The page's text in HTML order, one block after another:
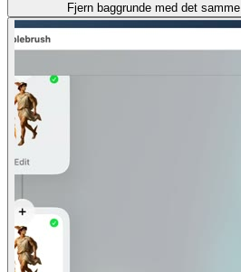
Fjern baggrunde med det samme